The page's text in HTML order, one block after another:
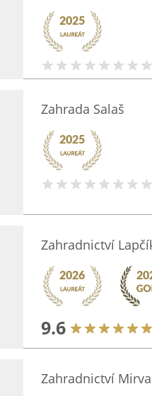
Zahrada Salaš
Zahradnictví
9.6
Zahradnictví